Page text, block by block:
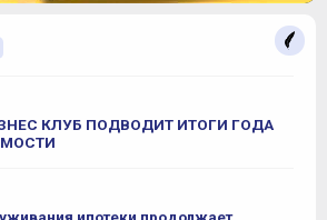
КЛУБ ПОДВОДИТ ИТОГИ ГОДА